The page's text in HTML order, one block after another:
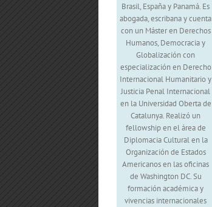
Brasil, España y Panamá. Es
abogada, escribana y cuenta
con un Máster en Derechos
Humanos, Democracia y
Globalización con
especialización en Derecho
Internacional Humanitario y
Justicia Penal Internacional
en la Universidad Oberta de
Catalunya. Realizó un
fellowship en el área de
Diplomacia Cultural en la
Organización de Estados
Americanos en las oficinas
de Washington DC. Su
formación académica y
vivencias internacionales